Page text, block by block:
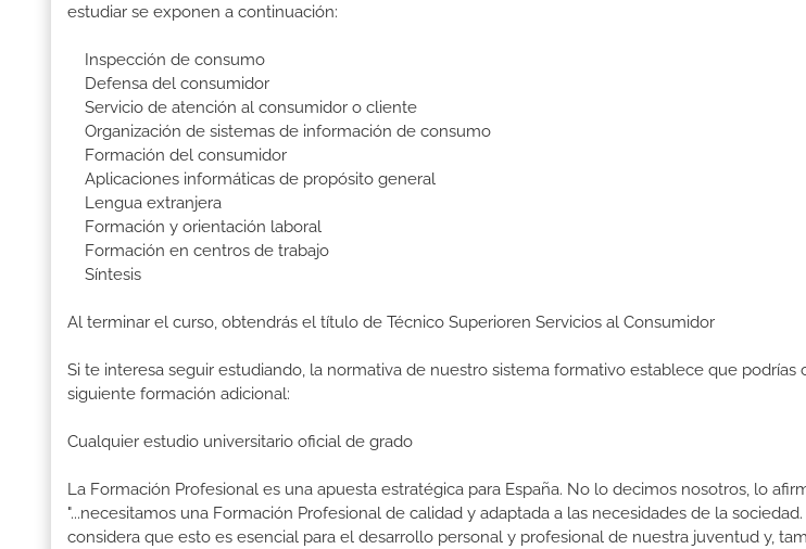
estudiar se exponen a continuación:
Inspección de consumo
Defensa del consumidor
Servicio de atención al consumidor o cliente
Organización de sistemas de información de consumo
Formación del consumidor
Aplicaciones informáticas de propósito general
Lengua extranjera
Formación y orientación laboral
Formación en centros de trabajo
Síntesis
Al terminar el curso, obtendrás el título de Técnico Superioren Servicios al Consumidor
Si te interesa seguir estudiando, la normativa de nuestro sistema formativo establece que podrías
siguiente formación adicional:
Cualquier estudio universitario oficial de grado
La Formación Profesional es una apuesta estratégica para España. No lo decimos nosotros, lo
"...necesitamos una Formación Profesional de calidad y adaptada a las necesidades de la
considera que esto es esencial para el desarrollo personal y profesional de nuestra juventud y,